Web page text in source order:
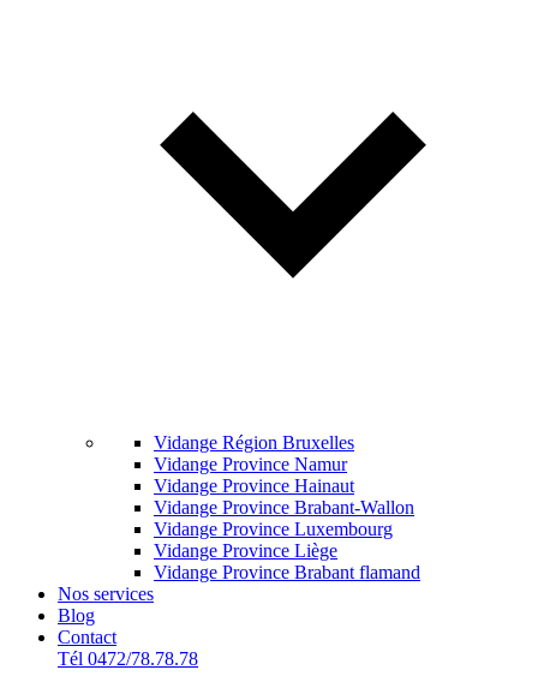
Vidange Région Bruxelles
Vidange Province Namur
Vidange Province Hainaut
Vidange Province Brabant-Wallon
Vidange Province Luxembourg
Vidange Province Liège
Vidange Province Brabant flamand
Nos services
Blog
Contact
Tél 0472/78.78.78